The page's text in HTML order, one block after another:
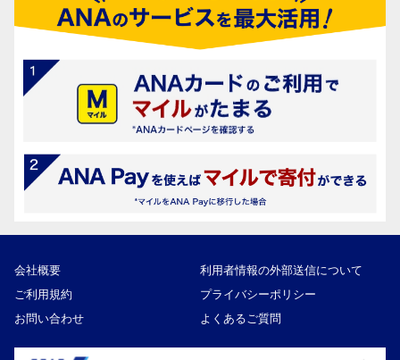
会社概要
利用者情報の外部送信について
ご利用規約
プライバシーポリシー
お問い合わせ
よくあるご質問